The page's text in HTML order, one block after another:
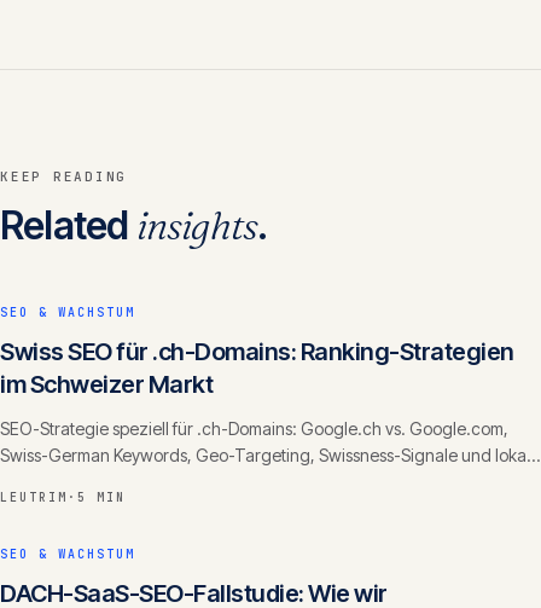
KEEP READING
Related insights.
SEO & WACHSTUM
Swiss SEO für .ch-Domains: Ranking-Strategien
im Schweizer Markt
SEO-Strategie speziell für .ch-Domains: Google.ch vs. Google.com,
Swiss-German Keywords, Geo-Targeting, Swissness-Signale und lokale
LEUTRIM · 5 MIN
SEO & WACHSTUM
DACH-SaaS-SEO-Fallstudie: Wie wir